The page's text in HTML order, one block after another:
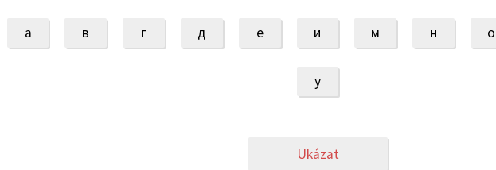
а в г д е и м н о
у
Ukázat